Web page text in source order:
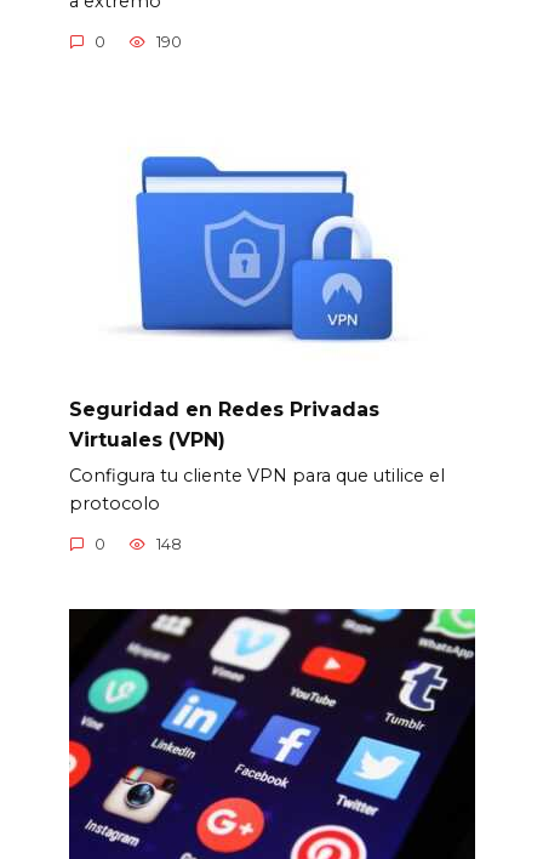
0 190
Seguridad en Redes Privadas
Virtuales (VPN)
Configura tu cliente VPN para que utilice el
protocolo
0 148